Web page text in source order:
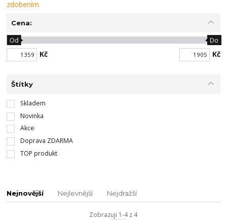
Cena:
Kč
Od Do
Kč
Štítky
Skladem
Novinka
Akce
Doprava ZDARMA
TOP produkt
Nejnovější Nejlevnější Nejdražší
Zobrazuji 1-4 z 4